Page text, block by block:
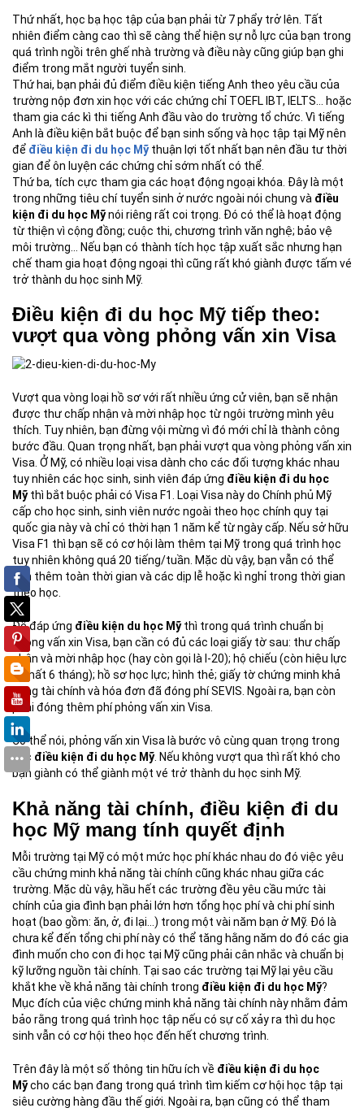
Thứ nhất, học bạ học tập của bạn phải từ 7 phẩy trở lên. Tất
nhiên điểm càng cao thì sẽ càng thể hiện sự nỗ lực của bạn trong
quá trình ngồi trên ghế nhà trường và điều này cũng giúp bạn ghi
điểm trong mắt người tuyển sinh.
Thứ hai, bạn phải đủ điểm điều kiện tiếng Anh theo yêu cầu của
trường nộp đơn xin học với các chứng chỉ TOEFL IBT, IELTS… hoặc
tham gia các kì thi tiếng Anh đầu vào do trường tổ chức. Vì tiếng
Anh là điều kiện bắt buộc để bạn sinh sống và học tập tại Mỹ nên
để điều kiện đi du học Mỹthuận lợi tốt nhất bạn nên đầu tư thời
gian để ôn luyện các chứng chỉ sớm nhất có thể.
Thứ ba, tích cực tham gia các hoạt động ngoại khóa. Đây là một
trong những tiêu chí tuyển sinh ở nước ngoài nói chung và điều
kiện đi du học Mỹnói riêng rất coi trọng. Đó có thể là hoạt động
từ thiện vì cộng đồng; cuộc thi, chương trình văn nghệ; bảo vệ
môi trường… Nếu bạn có thành tích học tập xuất sắc nhưng hạn
chế tham gia hoạt động ngoại thì cũng rất khó giành được tấm vé
trở thành du học sinh Mỹ.
Điều kiện đi du học Mỹ tiếp theo:
vượt qua vòng phỏng vấn xin Visa
Vượt qua vòng loại hồ sơ với rất nhiều ứng cử viên, bạn sẽ nhận
được thư chấp nhận và mời nhập học từ ngôi trường mình yêu
thích. Tuy nhiên, bạn đừng vội mừng vì đó mới chỉ là thành công
bước đầu. Quan trọng nhất, bạn phải vượt qua vòng phỏng vấn xin
Visa. Ở Mỹ, có nhiều loại visa dành cho các đối tượng khác nhau
tuy nhiên các học sinh, sinh viên đáp ứng điều kiện đi du học
Mỹthì bắt buộc phải có Visa F1. Loại Visa này do Chính phủ Mỹ
cấp cho học sinh, sinh viên nước ngoài theo học chính quy tại
quốc gia này và chỉ có thời hạn 1 năm kể từ ngày cấp. Nếu sở hữu
Visa F1 thì bạn sẽ có cơ hội làm thêm tại Mỹ trong quá trình học
tuy nhiên không quá 20 tiếng/tuần. Mặc dù vậy, bạn vẫn có thể
làm thêm toàn thời gian và các dịp lễ hoặc kì nghỉ trong thời gian
theo học.
Để đáp ứng điều kiện du học Mỹthì trong quá trình chuẩn bị
phỏng vấn xin Visa, bạn cần có đủ các loại giấy tờ sau: thư chấp
nhận và mời nhập học (hay còn gọi là I-20); hộ chiếu (còn hiệu lực
ít nhất 6 tháng); hồ sơ học lực; hình thẻ; giấy tờ chứng minh khả
năng tài chính và hóa đơn đã đóng phí SEVIS. Ngoài ra, bạn còn
phải đóng thêm phí phỏng vấn xin Visa.
Có thể nói, phỏng vấn xin Visa là bước vô cùng quan trọng trong
các điều kiện đi du học Mỹ. Nếu không vượt qua thì rất khó cho
bạn giành có thể giành một vé trở thành du học sinh Mỹ.
Khả năng tài chính, điều kiện đi du
học Mỹ mang tính quyết định
Mỗi trường tại Mỹ có một mức học phí khác nhau do đó việc yêu
cầu chứng minh khả năng tài chính cũng khác nhau giữa các
trường. Mặc dù vậy, hầu hết các trường đều yêu cầu mức tài
chính của gia đình bạn phải lớn hơn tổng học phí và chi phí sinh
hoạt (bao gồm: ăn, ở, đi lại…) trong một vài năm bạn ở Mỹ. Đó là
chưa kể đến tổng chi phí này có thể tăng hằng năm do đó các gia
đình muốn cho con đi học tại Mỹ cũng phải cân nhắc và chuẩn bị
kỹ lưỡng nguồn tài chính. Tại sao các trường tại Mỹ lại yêu cầu
khắt khe về khả năng tài chính trong điều kiện đi du học Mỹ?
Mục đích của việc chứng minh khả năng tài chính này nhằm đảm
bảo rằng trong quá trình học tập nếu có sự cố xảy ra thì du học
sinh vẫn có cơ hội theo học đến hết chương trình.
Trên đây là một số thông tin hữu ích về điều kiện đi du học
Mỹcho các bạn đang trong quá trình tìm kiếm cơ hội học tập tại
siêu cường hàng đầu thế giới. Ngoài ra, bạn cũng có thể tham